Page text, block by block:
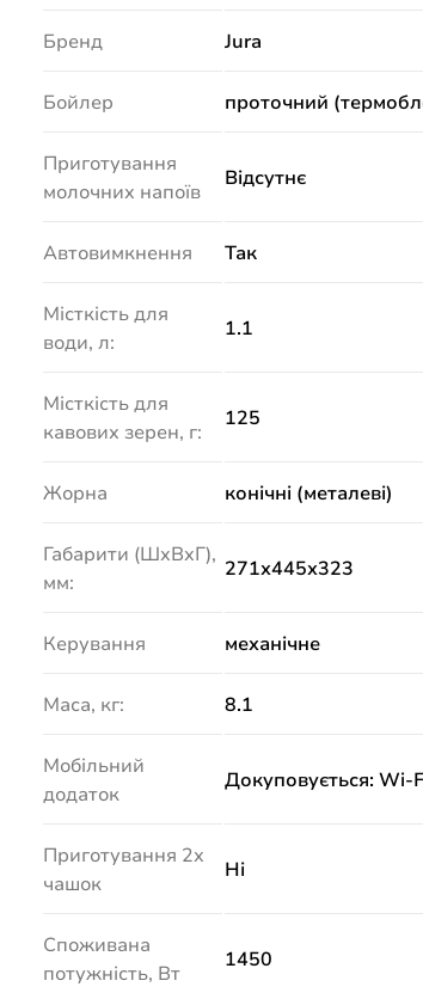
Бренд Jura
Бойлер проточний
Приготування
молочних напоїв
Відсутнє
Автовимкнення Так
Місткість для
води, л:
1.1
Місткість для
кавових зерен, г:
125
Жорна конічні (металеві)
Габарити (ШхВхГ),
мм:
271х445х323
Керування механічне
Маса, кг: 8.1
Мобільний
додаток
Докуповується:
Приготування 2х
чашок
Ні
Споживана
потужність, Вт
1450